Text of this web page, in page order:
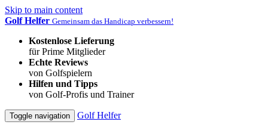
Skip to main content
Golf Helfer Gemeinsam das Handicap verbessern!
Kostenlose Lieferung
für Prime Mitglieder
Echte Reviews
von Golfspielern
Hilfen und Tipps
von Golf-Profis und Trainer
Toggle navigation Golf Helfer